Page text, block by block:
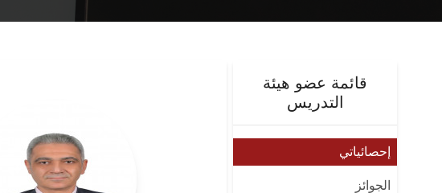
قائمة عضو هيئة
التدريس
إحصائياتي
الجوائز